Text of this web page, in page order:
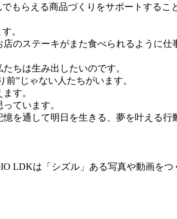
もらえる商品づくりをサポートするこ
。
のステーキがまた食べられるように
ちは生み出したいのです。
”じゃない人たちがいます。
す。
ています。
を通して明日を生きる、夢を叶える
LDKは「シズル」ある写真や動画を